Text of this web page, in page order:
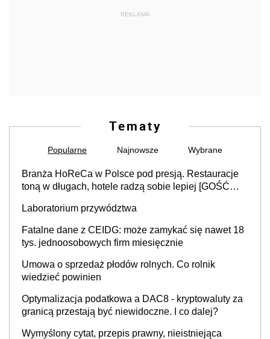
REKLAMA
Tematy
Popularne Najnowsze Wybrane
Branża HoReCa w Polsce pod presją. Restauracje
toną w długach, hotele radzą sobie lepiej [GOŚĆ
Laboratorium przywództwa
Fatalne dane z CEIDG: może zamykać się nawet 18
tys. jednoosobowych firm miesięcznie
Umowa o sprzedaż płodów rolnych. Co rolnik
wiedzieć powinien
Optymalizacja podatkowa a DAC8 - kryptowaluty za
granicą przestają być niewidoczne. I co dalej?
Wymyślony cytat, przepis prawny, nieistniejąca